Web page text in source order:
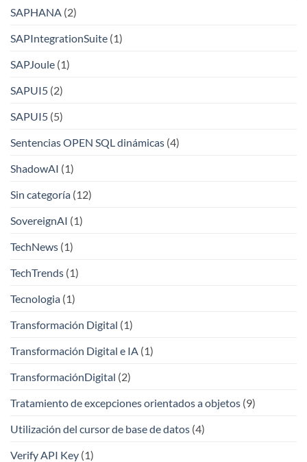
SAPHANA (2)
SAPIntegrationSuite (1)
SAPJoule (1)
SAPUI5 (2)
SAPUI5 (5)
Sentencias OPEN SQL dinámicas (4)
ShadowAI (1)
Sin categoría (12)
SovereignAI (1)
TechNews (1)
TechTrends (1)
Tecnologia (1)
Transformación Digital (1)
Transformación Digital e IA (1)
TransformaciónDigital (2)
Tratamiento de excepciones orientados a objetos (9)
Utilización del cursor de base de datos (4)
Verify API Key (1)